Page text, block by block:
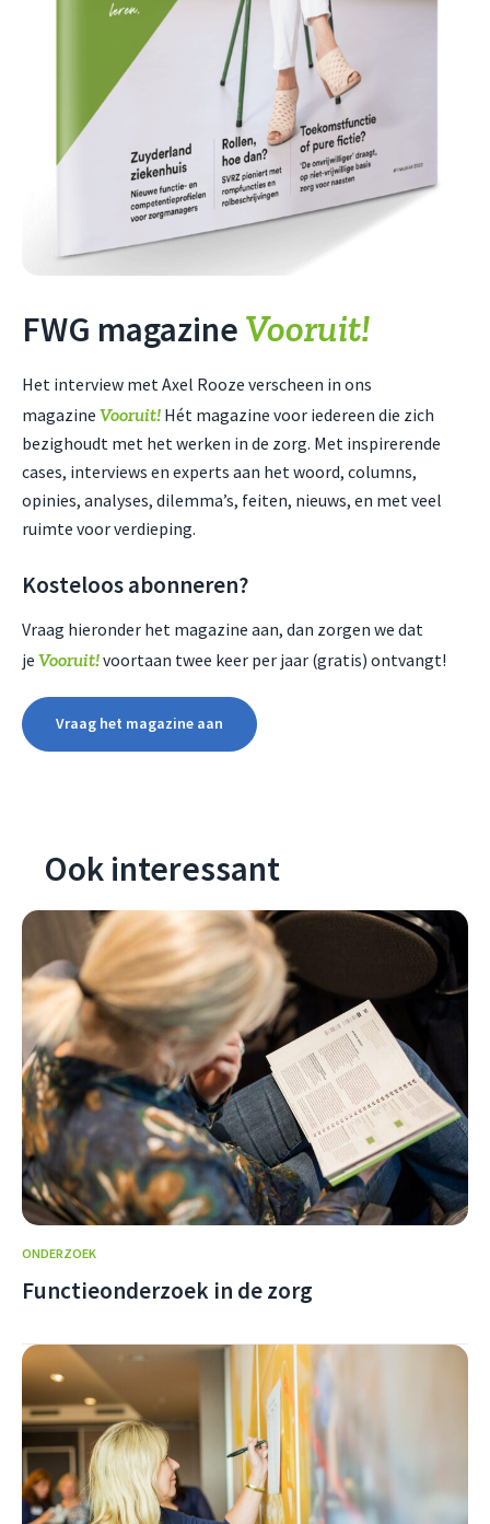
FWG magazine Vooruit!
Het interview met Axel Rooze verscheen in ons
magazine Vooruit! Hét magazine voor iedereen die zich
bezighoudt met het werken in de zorg. Met inspirerende
cases, interviews en experts aan het woord, columns,
opinies, analyses, dilemma’s, feiten, nieuws, en met veel
ruimte voor verdieping.
Kosteloos abonneren?
Vraag hieronder het magazine aan, dan zorgen we dat
je Vooruit!voortaan twee keer per jaar (gratis) ontvangt!
Vraag het magazine aan
Ook interessant
ONDERZOEK
Functieonderzoek in de zorg